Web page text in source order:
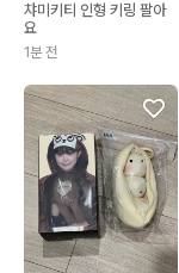
챠미키티 인형 키링 팔아
요
1분 전